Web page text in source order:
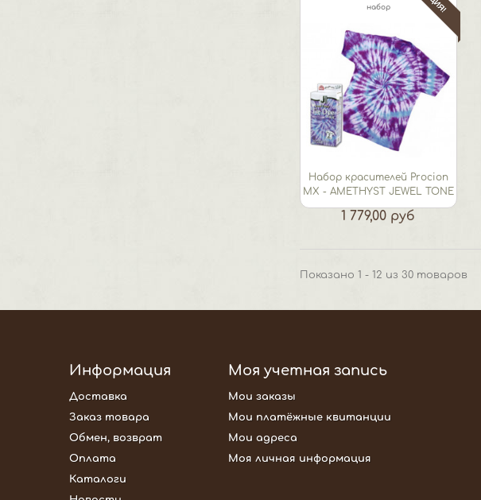
набор
Набор красителей Procion
МХ - AMETHYST JEWEL TONE
1 779,00 руб
Показано 1 - 12 из 30 товаров
Информация
Доставка
Заказ товара
Обмен, возврат
Оплата
Каталоги
Моя учетная запись
Мои заказы
Мои платёжные квитанции
Мои адреса
Моя личная информация